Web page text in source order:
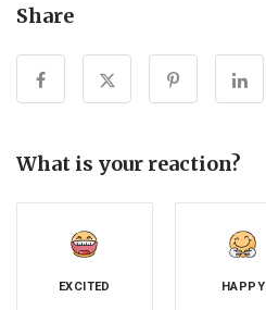
Share
What is your reaction?
EXCITED HAPPY